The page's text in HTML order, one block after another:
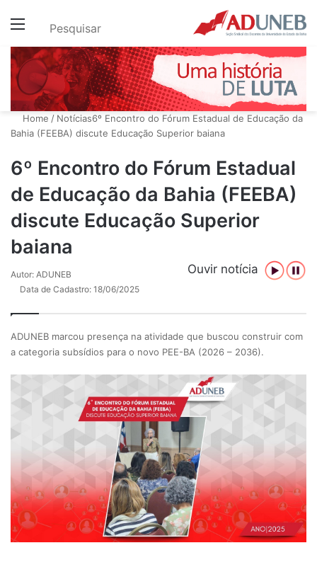
Menu Pesquisar
Home / Notícias6º Encontro do Fórum Estadual de Educação da
Bahia (FEEBA) discute Educação Superior baiana
6º Encontro do Fórum Estadual
de Educação da Bahia (FEEBA)
discute Educação Superior
baiana
Ouvir notícia
Autor: ADUNEB
Data de Cadastro: 18/06/2025
ADUNEB marcou presença na atividade que buscou construir com
a categoria subsídios para o novo PEE-BA (2026 – 2036).